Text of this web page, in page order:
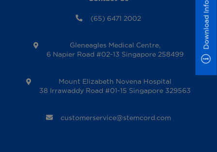
(65) 6471 2002
Gleneagles Medical Centre,
6 Napier Road #02-13 Singapore 258499
Mount Elizabeth Novena Hospital
38 Irrawaddy Road #01-15 Singapore 329563
customerservice@stemcord.com
Download InfoKit